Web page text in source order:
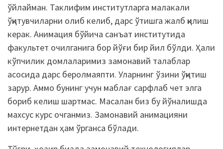
ўйлайман. Таклифим институтларга малакали
ўқитувчиларни олиб келиб, дарс ўтишга жалб қилиш
керак. Анимация бўйича санъат институтида
факультет очилганига бор йўғи бир йил бўлди. Ҳали
кўпчилик домлаларимиз замонавий талаблар
асосида дарс беролмаяпти. Уларнинг ўзини ўқитиш
зарур. Аммо бунинг учун маблағ сарфлаб чет элга
бориб келиш шартмас. Масалан биз бу йўналишда
махсус курс очганмиз. Замонавий анимацияни
интернетдан ҳам ўрганса бўлади.